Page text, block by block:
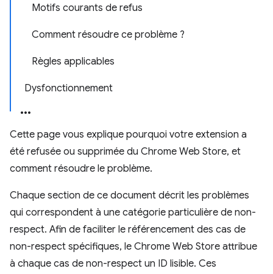
Motifs courants de refus
Comment résoudre ce problème ?
Règles applicables
Dysfonctionnement
Cette page vous explique pourquoi votre extension a
été refusée ou supprimée du Chrome Web Store, et
comment résoudre le problème.
Chaque section de ce document décrit les problèmes
qui correspondent à une catégorie particulière de non-
respect. Afin de faciliter le référencement des cas de
non-respect spécifiques, le Chrome Web Store attribue
à chaque cas de non-respect un ID lisible. Ces